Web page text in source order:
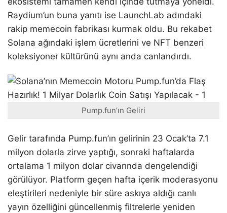
Raydium’un buna yanıtı ise LaunchLab adındaki
rakip memecoin fabrikası kurmak oldu. Bu rekabet
Solana ağındaki işlem ücretlerini ve NFT benzeri
koleksiyoner kültürünü aynı anda canlandırdı.
Pump.fun’ın Geliri
Gelir tarafında Pump.fun’ın gelirinin 23 Ocak’ta 7.1
milyon dolarla zirve yaptığı, sonraki haftalarda
ortalama 1 milyon dolar civarında dengelendiği
görülüyor. Platform geçen hafta içerik moderasyonu
eleştirileri nedeniyle bir süre askıya aldığı canlı
yayın özelliğini güncellenmiş filtrelerle yeniden